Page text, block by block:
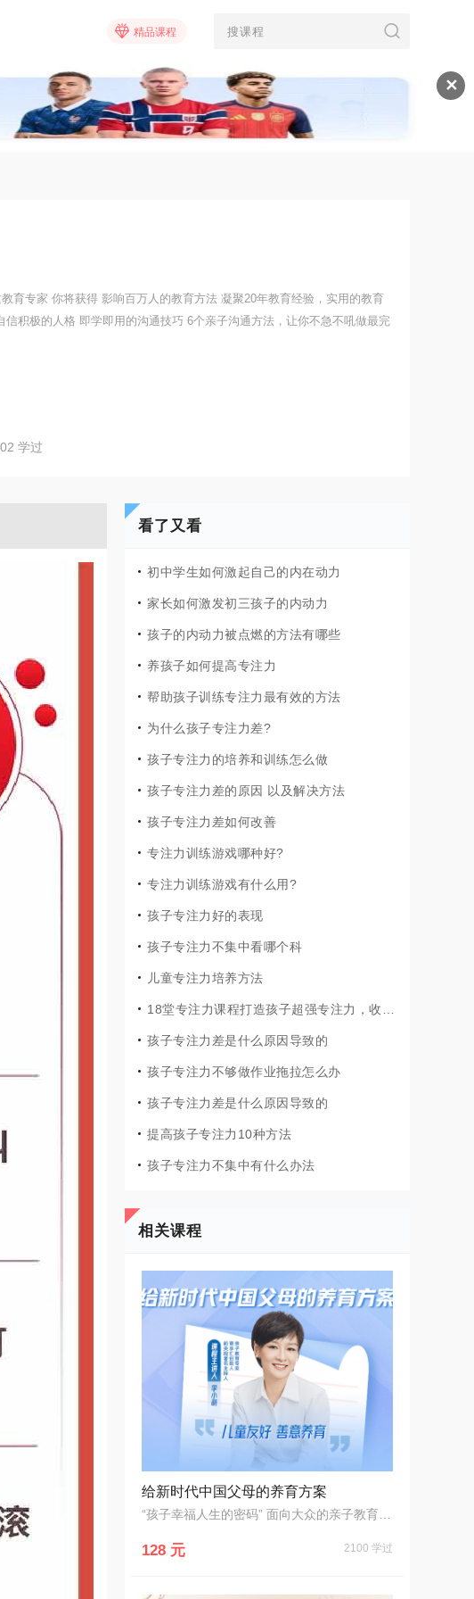
✕
精品课程
育专家 你将获得 影响百万人的教育方法 凝聚20年教育经验，实用的教育
积极的人格 即学即用的沟通技巧 6个亲子沟通方法，让你不急不吼做最完
孩子学习成绩
学过
看了又看
初中学生如何激起自己的内在动力
家长如何激发初三孩子的内动力
孩子的内动力被点燃的方法有哪些
养孩子如何提高专注力
帮助孩子训练专注力最有效的方法
为什么孩子专注力差?
孩子专注力的培养和训练怎么做
孩子专注力差的原因 以及解决方法
孩子专注力差如何改善
专注力训练游戏哪种好?
专注力训练游戏有什么用?
孩子专注力好的表现
孩子专注力不集中看哪个科
儿童专注力培养方法
孩子专注力差是什么原因导致的
孩子专注力不够做作业拖拉怎么办
孩子专注力差是什么原因导致的
提高孩子专注力10种方法
孩子专注力不集中有什么办法
相关课程
给新时代中国父母的养育方案
128 元 2100 学过